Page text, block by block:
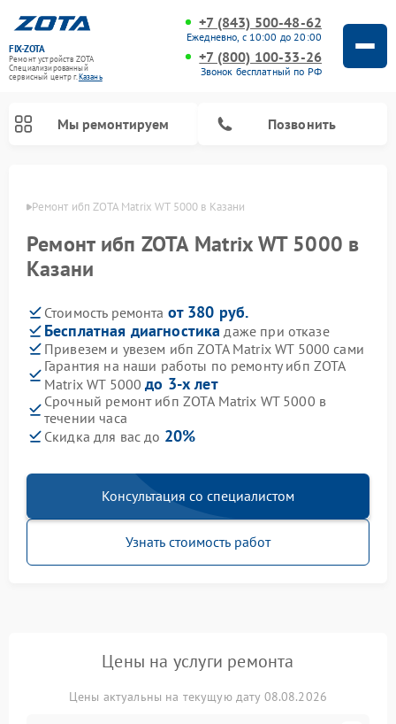
FIX-ZOTA
Ремонт устройств ZOTA
Специализированный
cервисный центр г.Казань
+7 (843) 500-48-62
Ежедневно, с 10:00 до 20:00
+7 (800) 100-33-26
Звонок бесплатный по РФ
Мы ремонтируем Позвонить
Ремонт ибп ZOTA Matrix WT 5000 в Казани
Ремонт ибп ZOTA Matrix WT 5000 в
Казани
Стоимость ремонта от 380 руб.
Бесплатная диагностика даже при отказе
Привезем и увезем ибп ZOTA Matrix WT 5000 сами
Гарантия на наши работы по ремонту ибп ZOTA
Matrix WT 5000до 3-х лет
Срочный ремонт ибп ZOTA Matrix WT 5000 в
течении часа
Скидка для вас до 20%
Консультация со специалистом
Узнать стоимость работ
Цены на услуги ремонта
Цены актуальны на текущую дату 08.08.2026